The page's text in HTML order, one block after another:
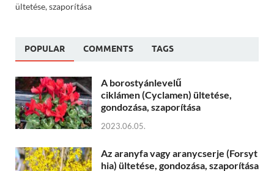
ültetése, szaporítása
POPULAR COMMENTS TAGS
A borostyánlevelű
ciklámen (Cyclamen) ültetése,
gondozása, szaporítása
2023.06.05.
Az aranyfa vagy aranycserje (Forsyt
hia) ültetése, gondozása, szaporítása